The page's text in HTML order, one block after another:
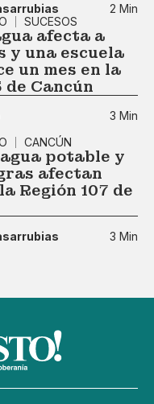
2 Min
SUCESOS
afecta a
y una escuela
un mes en la
de Cancún
3 Min
CANCÚN
potable y
afectan
Región 107 de
3 Min